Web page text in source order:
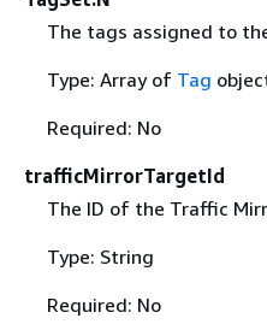
The tags assigned to
Type: Array of Tag
Required: No
trafficMirrorTargetId
The ID of the Traffic
Type: String
Required: No